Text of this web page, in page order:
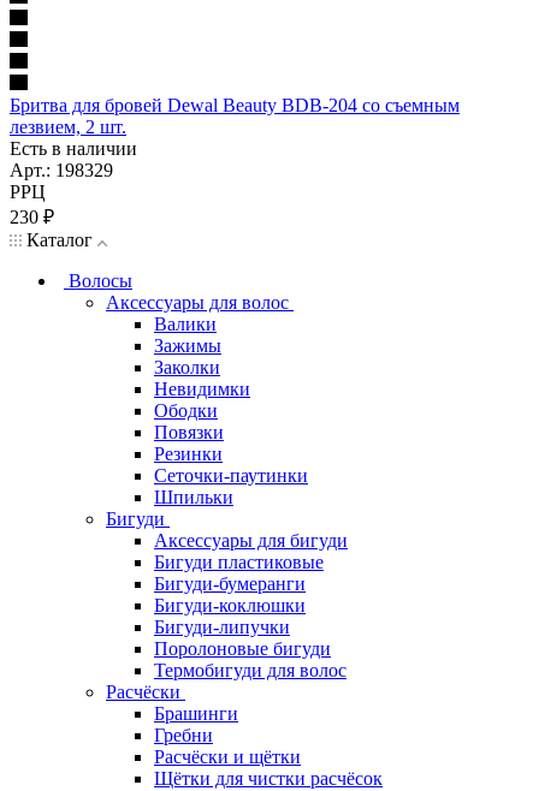
Бритва для бровей Dewal Beauty BDB-204 со съемным
лезвием, 2 шт.
Есть в наличии
Арт.: 198329
РРЦ
230 ₽
Каталог
Волосы
Аксессуары для волос
Валики
Зажимы
Заколки
Невидимки
Ободки
Повязки
Резинки
Сеточки-паутинки
Шпильки
Бигуди
Аксессуары для бигуди
Бигуди пластиковые
Бигуди-бумеранги
Бигуди-коклюшки
Бигуди-липучки
Поролоновые бигуди
Термобигуди для волос
Расчёски
Брашинги
Гребни
Расчёски и щётки
Щётки для чистки расчёсок